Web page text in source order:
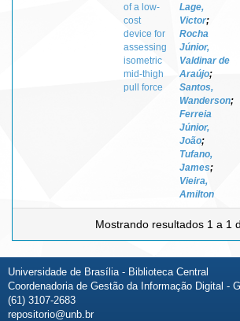
of a low-
cost
device for
assessing
isometric
mid-thigh
pull force
Lage,
Victor;
Rocha
Júnior,
Valdinar de
Araújo;
Santos,
Wanderson;
Ferreia
Júnior,
João;
Tufano,
James;
Vieira,
Amilton
Mostrando resultados 1 a 1
Universidade de Brasília - Biblioteca Central
Coordenadoria de Gestão da Informação Digital -
(61) 3107-2683
repositorio@unb.br